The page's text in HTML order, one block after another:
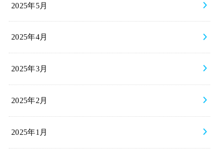
2025年5月
2025年4月
2025年3月
2025年2月
2025年1月